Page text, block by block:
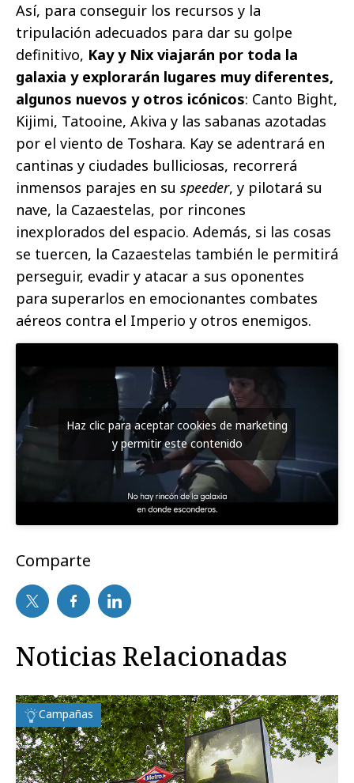
Así, para conseguir los recursos y la
tripulación adecuados para dar su golpe
definitivo, Kay y Nix viajarán por toda la
galaxia y explorarán lugares muy diferentes,
algunos nuevos y otros icónicos: Canto Bight,
Kijimi, Tatooine, Akiva y las sabanas azotadas
por el viento de Toshara. Kay se adentrará en
cantinas y ciudades bulliciosas, recorrerá
inmensos parajes en su speeder, y pilotará su
nave, la Cazaestelas, por rincones
inexplorados del espacio. Además, si las cosas
se tuercen, la Cazaestelas también le permitirá
perseguir, evadir y atacar a sus oponentes
para superarlos en emocionantes combates
aéreos contra el Imperio y otros enemigos.
Haz clic para aceptar cookies de marketing
y permitir este contenido
Comparte
Noticias Relacionadas
Campañas